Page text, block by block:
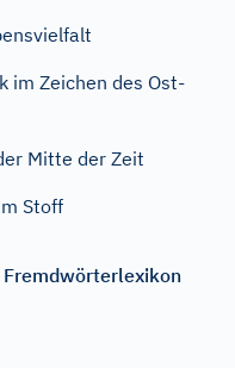
im Zeichen des Ost-
Mitte der Zeit
Stoff